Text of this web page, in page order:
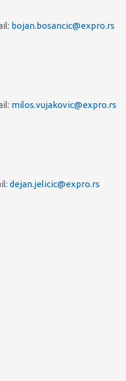
bojan.bosancic@expro.rs
milos.vujakovic@expro.rs
dejan.jelicic@expro.rs